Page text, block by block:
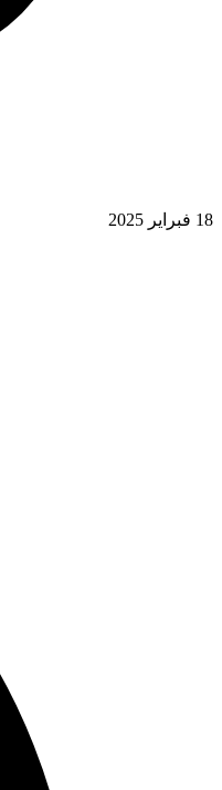
18 فبراير 2025